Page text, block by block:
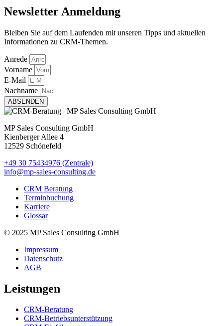
Newsletter Anmeldung
Bleiben Sie auf dem Laufenden mit unseren Tipps und aktuellen
Informationen zu CRM-Themen.
Anrede
Vorname
E-Mail
Nachname
ABSENDEN
MP Sales Consulting GmbH
Kienberger Allee 4
12529 Schönefeld
+49 30 75434976 (Zentrale)
info@mp-sales-consulting.de
CRM Beratung
Terminbuchung
Karriere
Glossar
© 2025 MP Sales Consulting GmbH
Impressum
Datenschutz
AGB
Leistungen
CRM-Beratung
CRM-Betriebsunterstützung